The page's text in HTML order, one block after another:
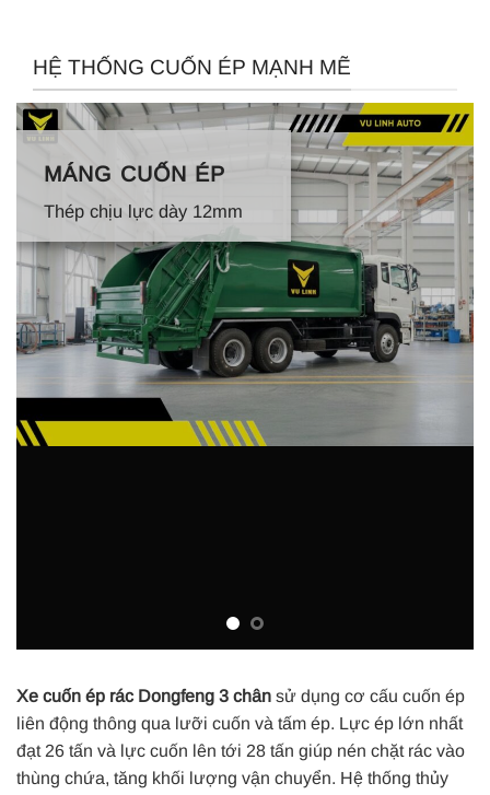
HỆ THỐNG CUỐN ÉP MẠNH MẼ
MÁNG CUỐN ÉP
Thép chịu lực dày 12mm
Xe cuốn ép rác Dongfeng 3 chân sử dụng cơ cấu cuốn ép
liên động thông qua lưỡi cuốn và tấm ép. Lực ép lớn nhất
đạt 26 tấn và lực cuốn lên tới 28 tấn giúp nén chặt rác vào
thùng chứa, tăng khối lượng vận chuyển. Hệ thống thủy